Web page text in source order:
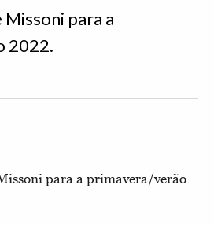
para a
2022.
para a primavera/verão